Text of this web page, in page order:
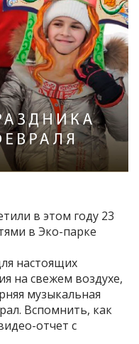
в этом году 23
в Эко-парке
настоящих
на свежем воздухе,
музыкальная
Вспомнить, как
отчет с